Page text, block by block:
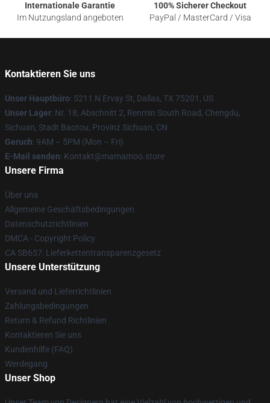
Internationale Garantie
Im Nutzungsland angeboten
100% Sicherer Checkout
PayPal / MasterCard / Visa
Kontaktieren Sie uns
Unser Hauptbüro: 5211 N Ervay St, Dallas, TX 75201, US
Unser Lager: Nr. 18, Abschnitt 2, Renmin South Road, Chengdu,
Sichuan, Stadt Baotou, Provinz Sichuan, CN
Geruch: 9AM – 5PM (Mon – Fri)
E-Mail senden: Kontakt@mamamoo.store
Unsere Firma
Über uns
Allgemeine Geschäftsbedingungen
Datenschutzrichtlinien
DMCA - Copyright Policy
CA SB657: Lieferkettentransparenzgesetz
Unsere Unterstützung
Versand und Lieferrichtlinien
Zahlungsbedingungen
Return & Refund Richtlinien
Kontaktieren Sie uns
Kundenhilfe (FAQ)
Werdegang
Unser Shop